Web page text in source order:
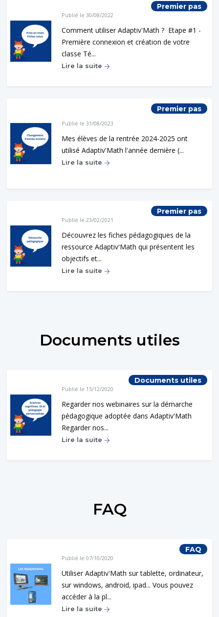
Premier pas
Publié le 30/08/2022
Comment utiliser Adaptiv'Math ? Etape #1 -
Première connexion et création de votre
classe Té...
Lire la suite
Premier pas
Publié le 31/08/2023
Mes élèves de la rentrée 2024-2025 ont
utilisé Adaptiv'Math l'année dernière (...
Lire la suite
Premier pas
Publié le 23/02/2021
Découvrez les fiches pédagogiques de la
ressource Adaptiv'Math qui présentent les
objectifs et...
Lire la suite
Documents utiles
Documents utiles
Publié le 15/12/2020
Regarder nos webinaires sur la démarche
pédagogique adoptée dans Adaptiv'Math
Regarder nos...
Lire la suite
FAQ
FAQ
Publié le 07/10/2020
Utiliser Adaptiv'Math sur tablette, ordinateur,
sur windows, android, ipad... Vous pouvez
accéder à la pl...
Lire la suite